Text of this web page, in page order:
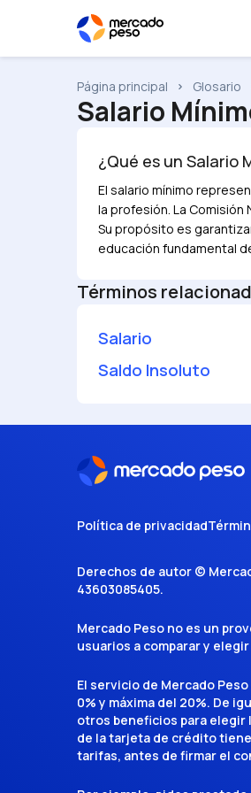
Página principal Glosario
Salario
¿Qué es un Salario
El salario mínimo
la profesión. La
Su propósito es
educación fundamental
Términos
Salario
Saldo Insoluto
Política de privacidad
Derechos de autor ©
43603085405.
Mercado Peso no es un
usuarios a comparar y
El servicio de Mercado
0% y máxima del 20%. De
otros beneficios para elegir
de la tarjeta de crédito
tarifas, antes de firmar el